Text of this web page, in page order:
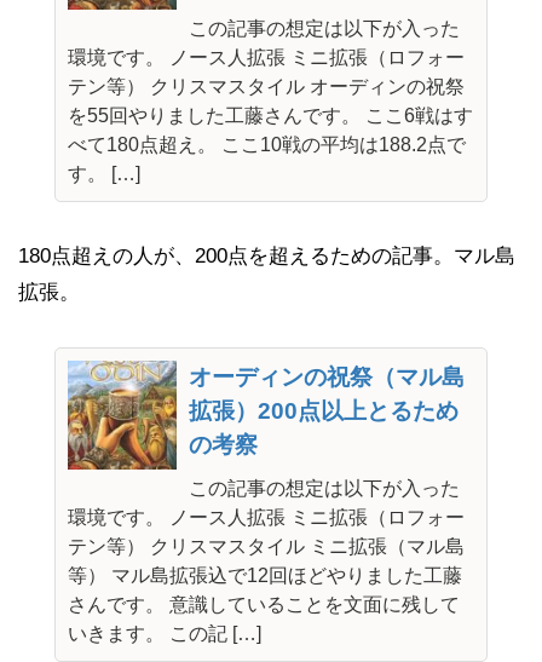
この記事の想定は以下が入った
環境です。 ノース人拡張 ミニ拡張（ロフォー
テン等） クリスマスタイル オーディンの祝祭
を55回やりました工藤さんです。 ここ6戦はす
べて180点超え。 ここ10戦の平均は188.2点で
す。 […]
180点超えの人が、200点を超えるための記事。マル島
拡張。
オーディンの祝祭（マル島
拡張）200点以上とるため
の考察
この記事の想定は以下が入った
環境です。 ノース人拡張 ミニ拡張（ロフォー
テン等） クリスマスタイル ミニ拡張（マル島
等） マル島拡張込で12回ほどやりました工藤
さんです。 意識していることを文面に残して
いきます。 この記 […]